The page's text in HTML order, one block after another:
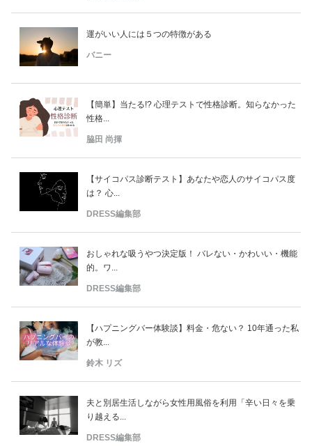
運がいい人には５つの特徴がある
バニー
【簡単】当たる!? 心理テストで性格診断。知らなかった
性格...
脇田 尚揮
【サイコパス診断テスト】あなたや恋人のサイコパス度
は？ 心...
DRESS編集部
おしゃれな吸うやつ決定版！ バレない・かわいい・機能
的。ワ...
DRESS編集部
【ハプニングバー体験談】料金・危ない？ 10年通った私
が教...
鈴木 リズ
夫と別居生活しながら女性用風俗を利用「辛い日々を乗
り越える...
DRESS編集部